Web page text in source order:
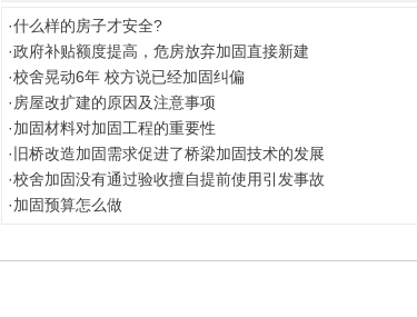
邓金成（技术负责人）
·什么样的房子才安全?
·政府补贴额度提高，危房放弃加固直接新建
·校舍晃动6年 校方说已经加固纠偏
· 房屋改扩建的原因及注意事项
·加固材料对加固工程的重要性
· 旧桥改造加固需求促进了桥梁加固技术的发展
·校舍加固没有通过验收擅自提前使用引发事故
·加固预算怎么做